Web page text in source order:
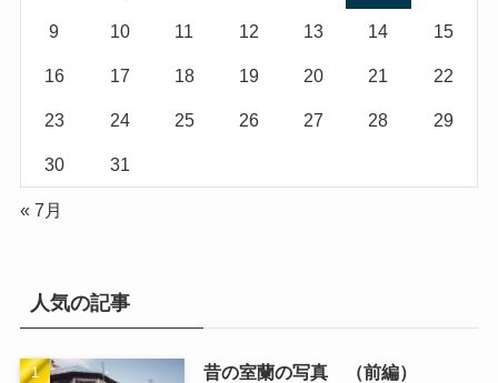
9 10 11 12 13 14 15
16 17 18 19 20 21 22
23 24 25 26 27 28 29
30 31
« 7月
人気の記事
昔の室蘭の写真 （前編）